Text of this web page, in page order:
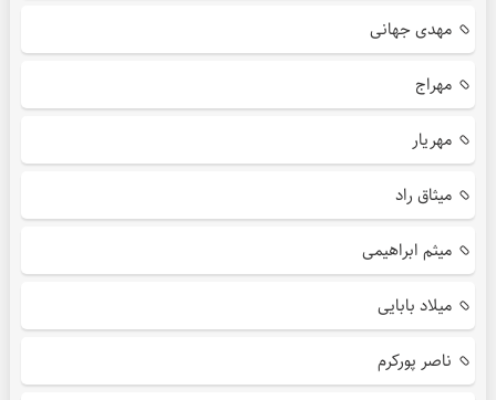
مهدی جهانی
مهراج
مهریار
میثاق راد
میثم ابراهیمی
میلاد بابایی
ناصر پورکرم